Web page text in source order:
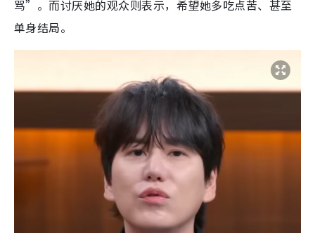
骂”。而讨厌她的观众则表示，希望她多吃点苦、甚至
单身结局。